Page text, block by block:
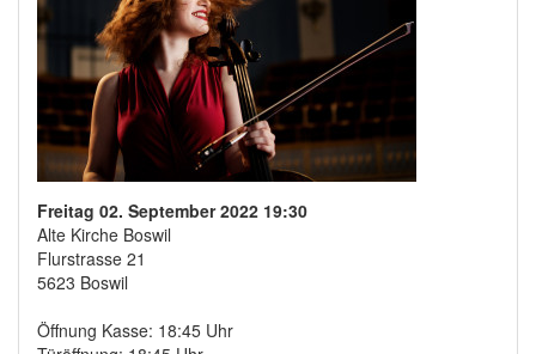
Freitag 02. September 2022 19:30
Alte Kirche Boswil
Flurstrasse 21
5623 Boswil
Öffnung Kasse: 18:45 Uhr